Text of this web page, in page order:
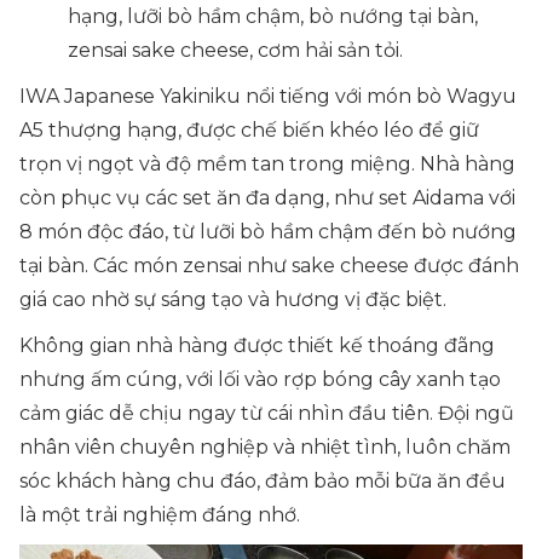
hạng, lưỡi bò hầm chậm, bò nướng tại bàn,
zensai sake cheese, cơm hải sản tỏi.
IWA Japanese Yakiniku nổi tiếng với món bò Wagyu
A5 thượng hạng, được chế biến khéo léo để giữ
trọn vị ngọt và độ mềm tan trong miệng. Nhà hàng
còn phục vụ các set ăn đa dạng, như set Aidama với
8 món độc đáo, từ lưỡi bò hầm chậm đến bò nướng
tại bàn. Các món zensai như sake cheese được đánh
giá cao nhờ sự sáng tạo và hương vị đặc biệt.
Không gian nhà hàng được thiết kế thoáng đãng
nhưng ấm cúng, với lối vào rợp bóng cây xanh tạo
cảm giác dễ chịu ngay từ cái nhìn đầu tiên. Đội ngũ
nhân viên chuyên nghiệp và nhiệt tình, luôn chăm
sóc khách hàng chu đáo, đảm bảo mỗi bữa ăn đều
là một trải nghiệm đáng nhớ.